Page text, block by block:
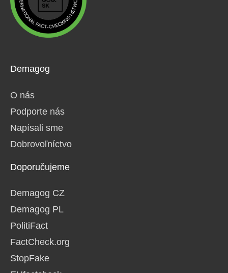
Demagog
O nás
Podporte nás
Napísali sme
Dobrovoľníctvo
Doporučujeme
Demagog CZ
Demagog PL
PolitiFact
FactCheck.org
StopFake